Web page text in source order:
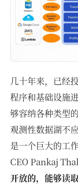
几十年来，已经
程序和基础设施
够容纳各种类型
观测性数据湖不
是一个巨大的工
CEO Pankaj
开放的，能够读